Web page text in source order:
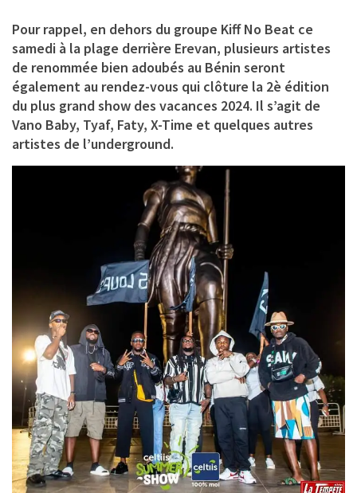
Pour rappel, en dehors du groupe Kiff No Beat ce
samedi à la plage derrière Erevan, plusieurs artistes
de renommée bien adoubés au Bénin seront
également au rendez-vous qui clôture la 2è édition
du plus grand show des vacances 2024. Il s’agit de
Vano Baby, Tyaf, Faty, X-Time et quelques autres
artistes de l’underground.